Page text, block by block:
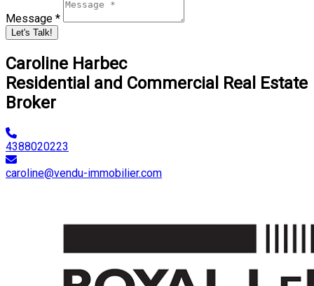
Message *
Let's Talk!
Caroline Harbec
Residential and Commercial Real Estate
Broker
4388020223
caroline@vendu-immobilier.com